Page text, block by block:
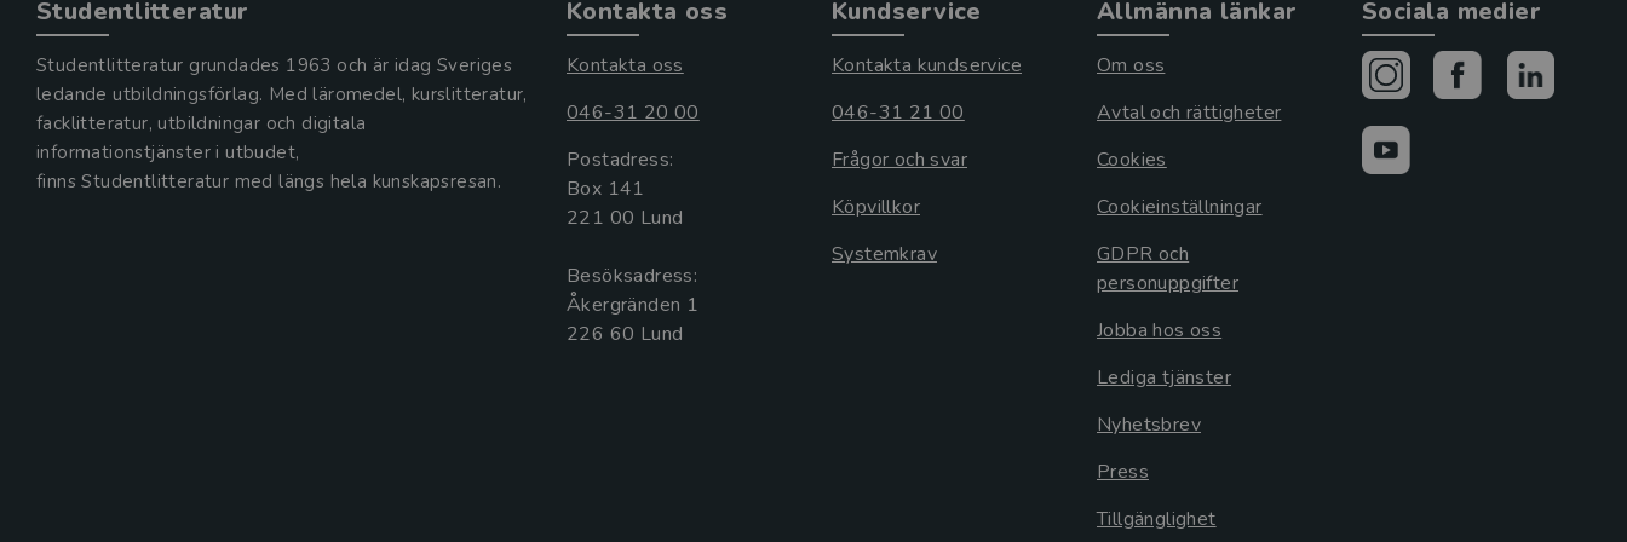
Studentlitteratur
Studentlitteratur grundades 1963 och är idag Sveriges
ledande utbildningsförlag. Med läromedel, kurslitteratur,
facklitteratur, utbildningar och digitala
informationstjänster i utbudet,
finns Studentlitteratur med längs hela kunskapsresan.
Kontakta oss
Kontakta oss
046-31 20 00
Postadress:
Box 141
221 00 Lund
Besöksadress:
Åkergränden 1
Kundservice
Kontakta kundservice
046-31 21 00
Frågor och svar
Köpvillkor
Systemkrav
Allmänna länkar
Om oss
Avtal och rättigheter
Cookies
Cookieinställningar
GDPR och
personuppgifter
Jobba hos oss
Lediga tjänster
Nyhetsbrev
Press
Tillgänglighet
Sociala medier